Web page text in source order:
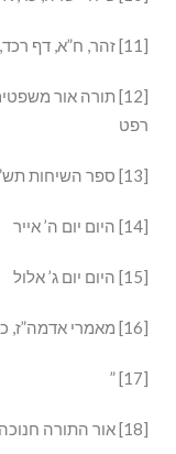
[11] זהר, ח”א, דף רכד, א
[12] תורה אור
רפט
[13] ספר השיחות תש”ד בלה”ק עמ לו
[14] היום יום ה’ אייר
[15] היום יום ג’ אלול
[16] מאמרי אדמה”ז, כתובים ב עמ רטז
[17] ”
[18] אור התורה חנוכה עמ 660